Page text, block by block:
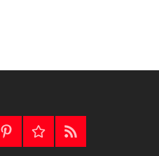
PinterestGoogle+RSS